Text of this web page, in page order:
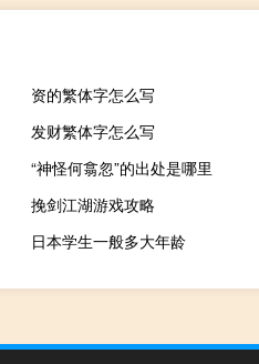
资的繁体字怎么写
发财繁体字怎么写
“神怪何翕忽”的出处是哪里
挽剑江湖游戏攻略
日本学生一般多大年龄